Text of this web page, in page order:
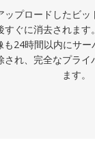
ップロードしたビッ
すぐに消去されます
も24時間以内にサー
され、完全なプライ
ます。